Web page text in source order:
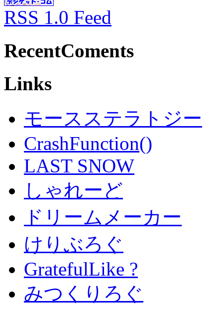
RSS 1.0 Feed
RecentComents
Links
モースステラトジー
CrashFunction()
LAST SNOW
しゃれーど
ドリームメーカー
けりぶろぐ
GratefulLike ?
みつくりろぐ